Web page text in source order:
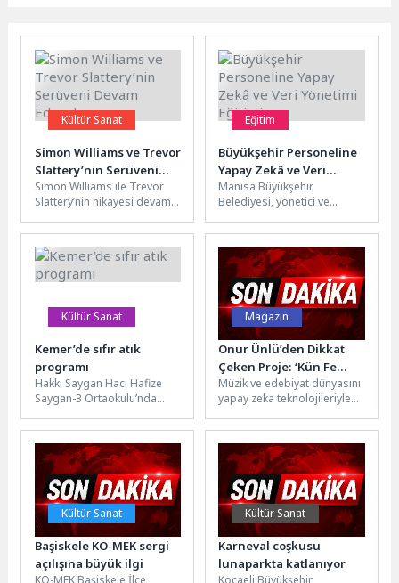
Kültür Sanat
Simon Williams ve Trevor
Slattery’nin Serüveni
Devam Edecek
Simon Williams ile Trevor
Slattery’nin hikayesi devam
senenin büyük beğeni
toplayan dizisi ‘Wonder
Man’in 2....
Eğitim
Büyükşehir Personeline
Yapay Zekâ ve Veri
Yönetimi Eğitimi
Manisa Büyükşehir
Belediyesi, yönetici ve
yetkinliklerini artırmak
amacıyla ‘Yapay Zekâ ve Veri
Yönetimi’...
Kültür Sanat
Kemer’de sıfır atık
programı
Hakkı Saygan Hacı Hafize
Saygan-3 Ortaokulu’nda
etkinliğine, Kemer Belediye
Başkan Yardımcısı Furkan
Üstündağ,...
Magazin
Onur Ünlü’den Dikkat
Çeken Proje: ‘Kün Fe
Yekün’ Yayında
Müzik ve edebiyat dünyasını
yapay zeka teknolojileriyle
yeni çalışması “Kün...
Kültür Sanat
Başiskele KO-MEK sergi
açılışına büyük ilgi
KO-MEK Başiskele İlçe
Kültür Sanat
Karneval coşkusu
lunaparkta katlanıyor
Kocaeli Büyükşehir